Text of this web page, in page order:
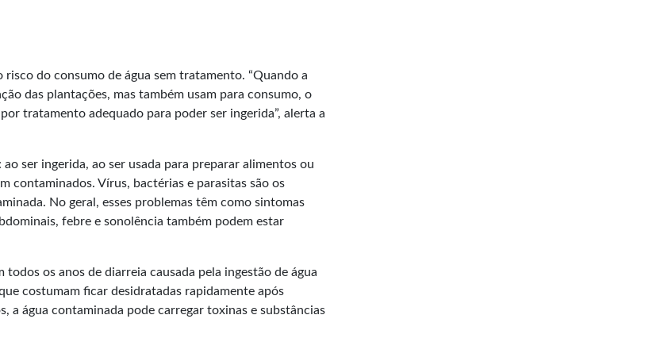
do consumo de água sem tratamento. “Quando a
das plantações, mas também usam para consumo, o
tratamento adequado para poder ser ingerida”, alerta a
ser ingerida, ao ser usada para preparar alimentos ou
contaminados. Vírus, bactérias e parasitas são os
No geral, esses problemas têm como sintomas
febre e sonolência também podem estar
os anos de diarreia causada pela ingestão de água
costumam ficar desidratadas rapidamente após
a água contaminada pode carregar toxinas e substâncias